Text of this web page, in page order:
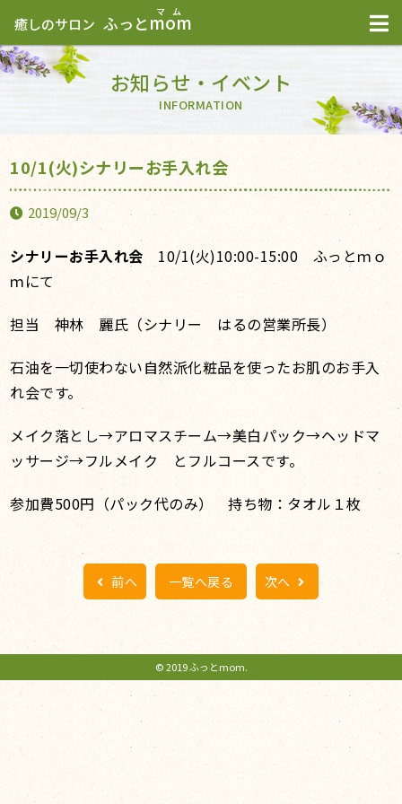
癒しのサロン ふっとmom
お知らせ・イベント
INFORMATION
10/1(火)シナリーお手入れ会
2019/09/3
シナリーお手入れ会 10/1(火)10:00-15:00 ふっとｍｏ
ｍにて
担当 神林 麗氏（シナリー はるの営業所長）
石油を一切使わない自然派化粧品を使ったお肌のお手入
れ会です。
メイク落とし→アロマスチーム→美白パック→ヘッドマ
ッサージ→フルメイク とフルコースです。
参加費500円（パック代のみ） 持ち物：タオル１枚
前へ 一覧へ戻る 次へ
© 2019 ふっとmom.